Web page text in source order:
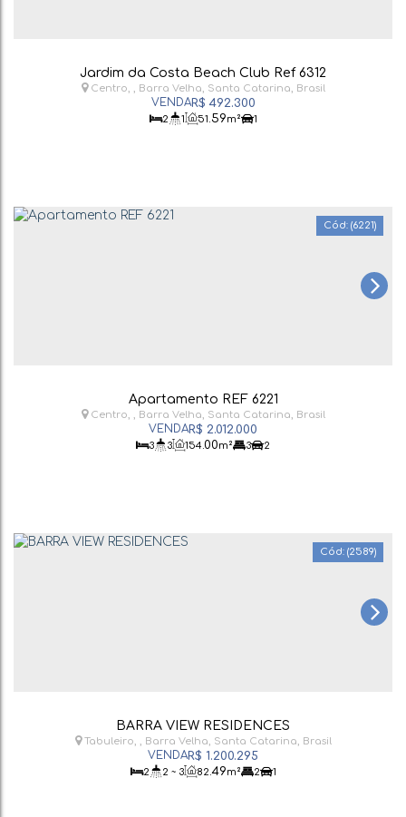
Jardim da Costa Beach Club Ref 6312
R$ 492.300
Centro , Barra Velha, Santa Catarina, Brasil
2 1 51 .59m² 1
(6221)
Apartamento REF 6221
R$ 2.012.000
Centro , Barra Velha, Santa Catarina, Brasil
3 3 154 .00m² 3 2
(2589)
BARRA VIEW RESIDENCES
R$ 1.200.295
Tabuleiro , Barra Velha, Santa Catarina, Brasil
2 2 ~ 3 82 .49m² 2 1